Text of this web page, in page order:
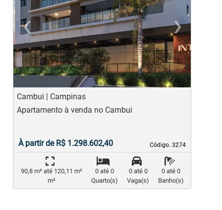
‹
Previous
›
Cambui | Campinas
Código. 3274
Código. 3274
Apartamento à venda no Cambui
À partir de R$ 1.298.602,40
90,8 m² até 120,11 m²
m²
0 até 0
Quarto(s)
0 até 0
Vaga(s)
0 até 0
Banho(s)